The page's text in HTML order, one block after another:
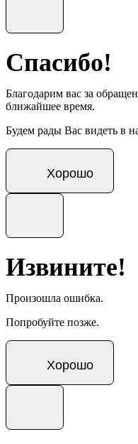
Спасибо!
Благодарим вас за
ближайшее время.
Будем рады Вас видеть в
Хорошо
Извините!
Произошла ошибка.
Попробуйте позже.
Хорошо